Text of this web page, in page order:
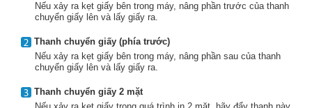
Nếu xảy ra kẹt giấy bên trong máy, nâng phần trước của thanh
chuyển giấy lên và lấy giấy ra.
Thanh chuyển giấy (phía trước)
Nếu xảy ra kẹt giấy bên trong máy, nâng phần sau của thanh
chuyển giấy lên và lấy giấy ra.
Thanh chuyển giấy 2 mặt